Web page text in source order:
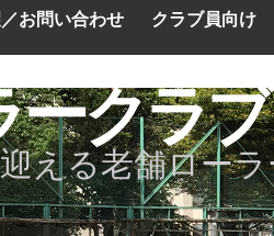
お問い合わせ クラブ員向け
ークラブ
える老舗ロー